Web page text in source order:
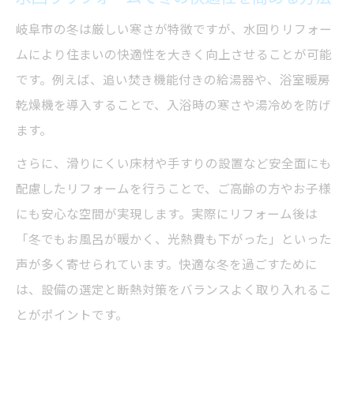
岐阜市の冬は厳しい寒さが特徴ですが、水回りリフォー
ムにより住まいの快適性を大きく向上させることが可能
です。例えば、追い焚き機能付きの給湯器や、浴室暖房
乾燥機を導入することで、入浴時の寒さや湯冷めを防げ
ます。
さらに、滑りにくい床材や手すりの設置など安全面にも
配慮したリフォームを行うことで、ご高齢の方やお子様
にも安心な空間が実現します。実際にリフォーム後は
「冬でもお風呂が暖かく、光熱費も下がった」といった
声が多く寄せられています。快適な冬を過ごすために
は、設備の選定と断熱対策をバランスよく取り入れるこ
とがポイントです。